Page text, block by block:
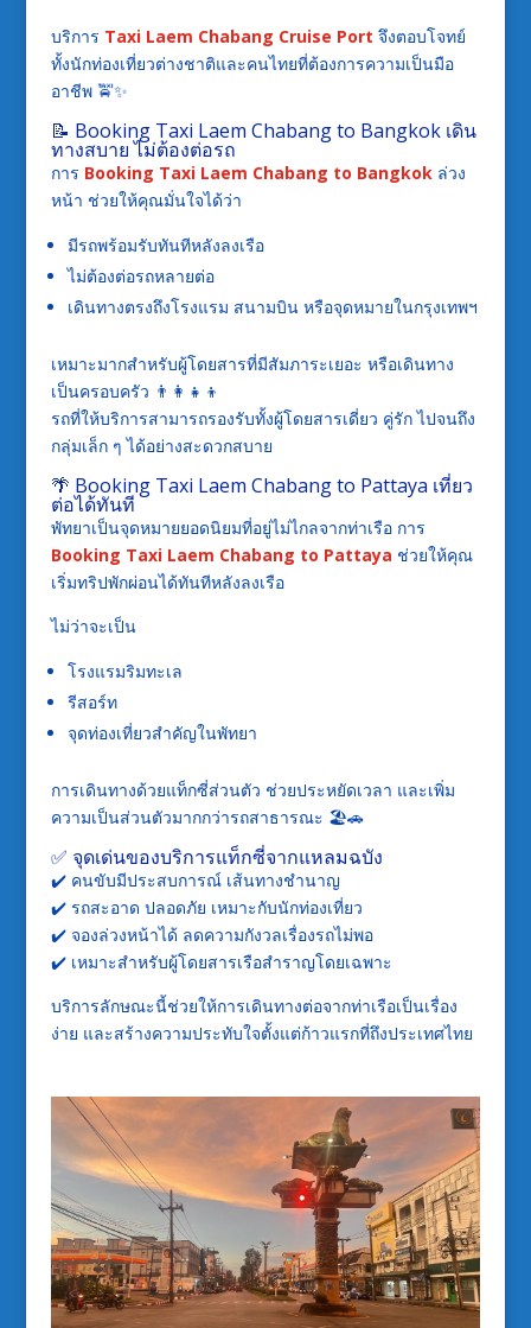
บริการ Taxi Laem Chabang Cruise Port จึงตอบโจทย์
ทั้งนักท่องเที่ยวต่างชาติและคนไทยที่ต้องการความเป็นมือ
อาชีพ 🚖✨
📝 Booking Taxi Laem Chabang to Bangkok เดิน
ทางสบาย ไม่ต้องต่อรถ
การ Booking Taxi Laem Chabang to Bangkokล่วง
หน้า ช่วยให้คุณมั่นใจได้ว่า
มีรถพร้อมรับทันทีหลังลงเรือ
ไม่ต้องต่อรถหลายต่อ
เดินทางตรงถึงโรงแรม สนามบิน หรือจุดหมายในกรุงเทพฯ
เหมาะมากสำหรับผู้โดยสารที่มีสัมภาระเยอะ หรือเดินทาง
เป็นครอบครัว 👨‍👩‍👧‍👦
รถที่ให้บริการสามารถรองรับทั้งผู้โดยสารเดี่ยว คู่รัก ไปจนถึง
กลุ่มเล็ก ๆ ได้อย่างสะดวกสบาย
🌴 Booking Taxi Laem Chabang to Pattaya เที่ยว
ต่อได้ทันที
พัทยาเป็นจุดหมายยอดนิยมที่อยู่ไม่ไกลจากท่าเรือ การ
Booking Taxi Laem Chabang to Pattaya ช่วยให้คุณ
เริ่มทริปพักผ่อนได้ทันทีหลังลงเรือ
ไม่ว่าจะเป็น
โรงแรมริมทะเล
รีสอร์ท
จุดท่องเที่ยวสำคัญในพัทยา
การเดินทางด้วยแท็กซี่ส่วนตัว ช่วยประหยัดเวลา และเพิ่ม
ความเป็นส่วนตัวมากกว่ารถสาธารณะ 🏖️🚗
✅ จุดเด่นของบริการแท็กซี่จากแหลมฉบัง
✔️ คนขับมีประสบการณ์ เส้นทางชำนาญ
✔️ รถสะอาด ปลอดภัย เหมาะกับนักท่องเที่ยว
✔️ จองล่วงหน้าได้ ลดความกังวลเรื่องรถไม่พอ
✔️ เหมาะสำหรับผู้โดยสารเรือสำราญโดยเฉพาะ
บริการลักษณะนี้ช่วยให้การเดินทางต่อจากท่าเรือเป็นเรื่อง
ง่าย และสร้างความประทับใจตั้งแต่ก้าวแรกที่ถึงประเทศไทย